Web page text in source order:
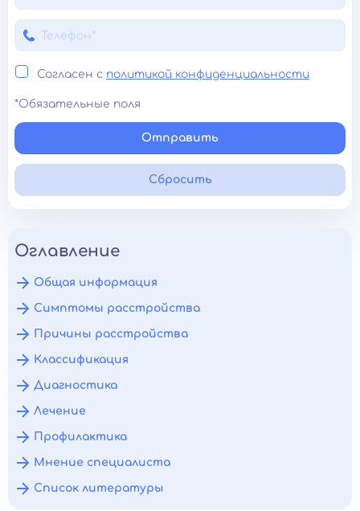
Согласен с политикой конфиденциальности
*Обязательные поля
Отправить
Сбросить
Оглавление
Общая информация
Симптомы расстройства
Причины расстройства
Классификация
Диагностика
Лечение
Профилактика
Мнение специалиста
Список литературы